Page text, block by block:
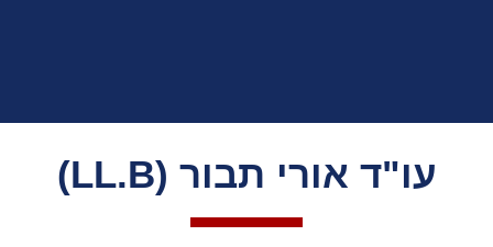
עו"ד אורי תבור (LL.B)